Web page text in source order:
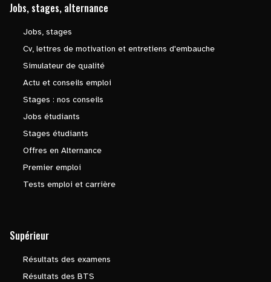
Jobs, stages, alternance
Jobs, stages
Cv, lettres de motivation et entretiens d'embauche
Simulateur de qualité
Actu et conseils emploi
Stages : nos conseils
Jobs étudiants
Stages étudiants
Offres en Alternance
Premier emploi
Tests emploi et carrière
Supérieur
Résultats des examens
Résultats des BTS